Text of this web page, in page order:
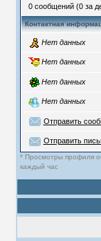
0 сообщений (0 за
Контактная
Нет данных
Нет данных
Нет данных
Нет данных
Отправить
Отправить
* Просмотры профиля
каждый час